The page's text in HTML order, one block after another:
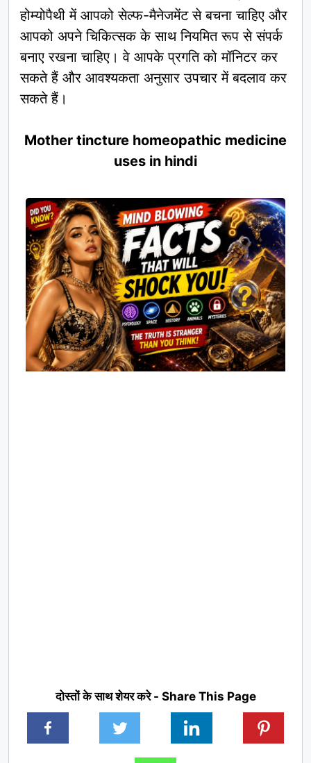
होम्योपैथी में आपको सेल्फ-मैनेजमेंट से बचना चाहिए और
आपको अपने चिकित्सक के साथ नियमित रूप से संपर्क
बनाए रखना चाहिए। वे आपके प्रगति को मॉनिटर कर
सकते हैं और आवश्यकता अनुसार उपचार में बदलाव कर
सकते हैं।
Mother tincture homeopathic medicine
uses in hindi
दोस्तों के साथ शेयर करे - Share This Page